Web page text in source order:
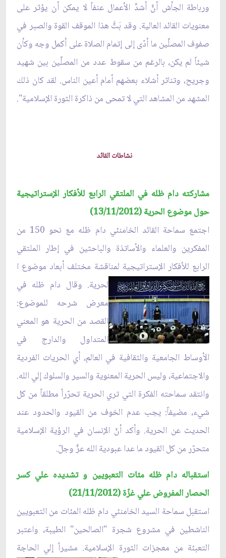
ورباطة الجأش أنَّ أشدَّ الأعمال عنفاً لا يمكن أن يؤثر على
معنويات القائد العالية. وقد بَثَّ هذا الموقف القوة والصبر في
صفوف المصلِّين ما أدّى إلى إتمام الصلاة على أكمل وجه وكأن
شيئاً لم يكن، بالرغم من سقوط عدد من المصلِّين بين شهيد
وجريح، وتناثر أشلاء بعضهم أمام أعين الناس. لقد كان ذلك
المشهد من المشاهد التي لا تمحى من ذاكرة الثورة الإسلامية".
نشاطات القائد
مشاركته دام ظله في الملتقي الرابع للأفكار الإستراتيجية
حول موضوع الحرية (13/11/2012)
اجتمع سماحة القائد الخامنئي دام ظله مع نحو 150 من
المفكرين والعلماء والأساتذة والباحثين في إطار الملتقي
الرابع للأفكار الإستراتيجية لمناقشة مختلف أبعاد موضوع ا
لحرية. وقال دام ظله في
معرض شرحه للموضوع:
القصد من الحرية هو المعني
المتداول والدارج في
الأوساط الجامعية والثقافية في العالم، أي الحريات الفردية
والاجتماعية، وليس الحرية المعنوية والسير والسلوك إلي الله.
وانتقد سماحته الفكرة التي تري الحرية تحرّراً مطلقاً من كل
شيء، مضيفاً: يجب عدم الخوف من القيود والحدود عند
الحديث عن الحرية. وأكد أنّ الإنسان في الرؤية الإسلامية
متحرّر من كل القيود ما عدا عبودية الله عزَّ وجلّ.
استقباله دام ظله مئات التعبويين و تشديده علي كسر
الحصار المفروض علي غزّة (21/11/2012)
استقبل سماحة السيد الخامنئي دام ظله المئات من التعبويين
الناشطين في مشروع شجرة "الصالحين" الطيبة، واعتبر
التعبئة من معجزات الثورة الإسلامية. مشيراً إلي الحاجة